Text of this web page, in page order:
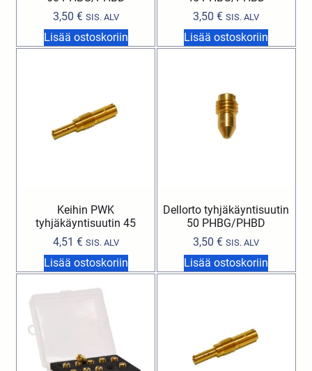
3,50 € SIS. ALV
Lisää ostoskoriin
3,50€ SIS. ALV
Lisää ostoskoriin
Keihin PWK
tyhjäkäyntisuutin 45
4,51 € SIS. ALV
Lisää ostoskoriin
Dellorto tyhjäkäyntisuutin
50 PHBG/PHBD
3,50€ SIS. ALV
Lisää ostoskoriin